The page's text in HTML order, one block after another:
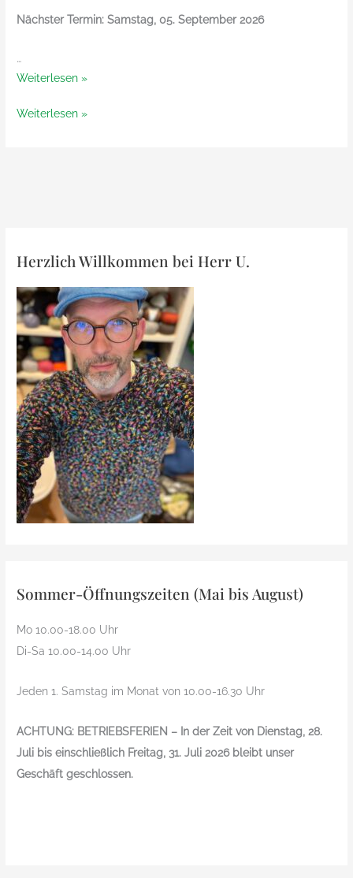
Nächster Termin: Samstag, 05. September 2026
…
Aber
mit
Amalienpark
Weiterlesen »
Aber
am
Amalienpark
Weiterlesen »
Herzlich Willkommen bei Herr U.
Sommer-Öffnungszeiten (Mai bis August)
Mo 10.00-18.00 Uhr
Di-Sa 10.00-14.00 Uhr
Jeden 1. Samstag im Monat von 10.00-16.30 Uhr
ACHTUNG: BETRIEBSFERIEN – In der Zeit von Dienstag, 28.
Juli bis einschließlich Freitag, 31. Juli 2026 bleibt unser
Geschäft geschlossen.